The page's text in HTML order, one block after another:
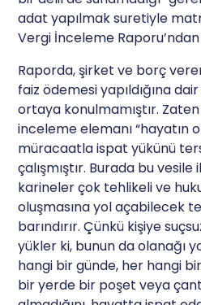
adat yapılmak suretiyle
Vergi İnceleme
Raporda, şirket ve borç
faiz ödemesi yapıldığına
ortaya konulmamıştır.
inceleme elemanı “hayatın
müracaatla ispat yükünü
çalışmıştır. Burada bu
karineler çok tehlikeli ve
oluşmasına yol açabilecek
barındırır. Çünkü kişiye
yükler ki, bunun da olanağı
hangi bir günde, her hangi
bir yerde bir poşet veya